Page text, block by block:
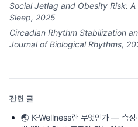
Social Jetlag and Obesity Risk:
Sleep, 2025
Circadian Rhythm Stabilization
Journal of Biological Rhythms,
관련 글
🌏 K-Wellness란 무엇인가 — 측정·